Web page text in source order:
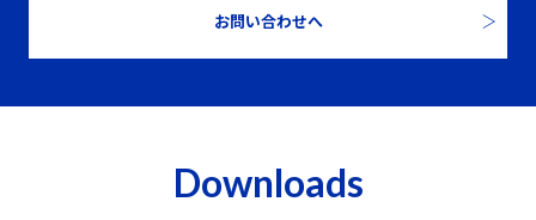
お問い合わせへ
Downloads